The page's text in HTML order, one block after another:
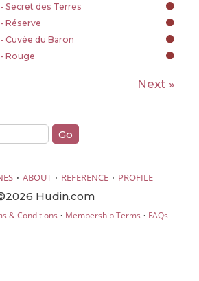
Secret des Terres
Réserve
Cuvée du Baron
Rouge
Next »
· ABOUT · REFERENCE · PROFILE
Hudin.com
& Conditions · Membership Terms · FAQs